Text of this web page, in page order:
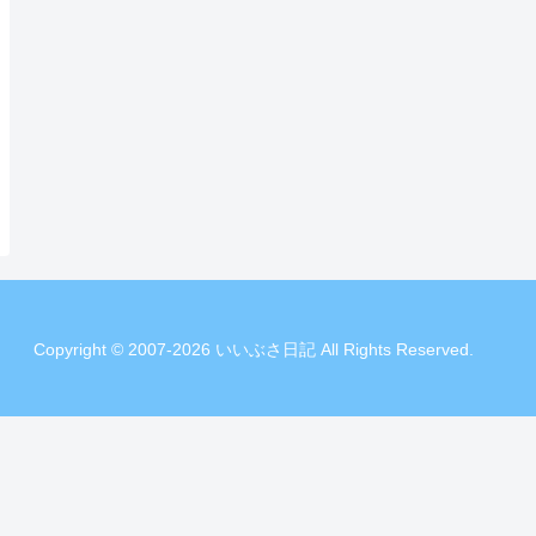
Copyright © 2007-2026 いいぶさ日記 All Rights Reserved.